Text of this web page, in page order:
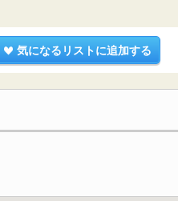
気になるリストに追加する